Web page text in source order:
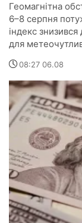
Геомагнітна
6–8 серпня
індекс
для
08:27 06.08